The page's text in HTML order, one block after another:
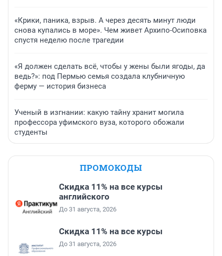
«Крики, паника, взрыв. А через десять минут люди
снова купались в море». Чем живет Архипо-Осиповка
спустя неделю после трагедии
«Я должен сделать всё, чтобы у жены были ягоды, да
ведь?»: под Пермью семья создала клубничную
ферму — история бизнеса
Ученый в изгнании: какую тайну хранит могила
профессора уфимского вуза, которого обожали
студенты
ПРОМОКОДЫ
Скидка 11% на все курсы
английского
До 31 августа, 2026
Скидка 11% на все курсы
До 31 августа, 2026